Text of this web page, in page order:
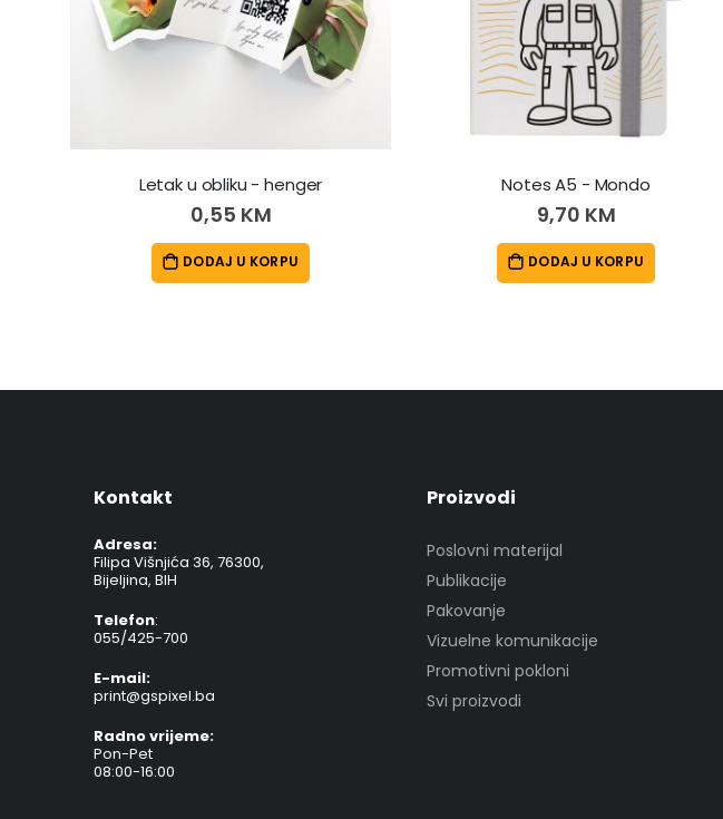
Letak u obliku - henger
0,55 KM
DODAJ U KORPU
Notes A5 - Mondo
9,70 KM
DODAJ U KORPU
Kontakt
Adresa:
Filipa Višnjića 36, 76300,
Bijeljina, BIH
Telefon:
055/425-700
E-mail:
print@gspixel.ba
Radno vrijeme:
Pon-Pet
08:00-16:00
Proizvodi
Poslovni materijal
Publikacije
Pakovanje
Vizuelne komunikacije
Promotivni pokloni
Svi proizvodi